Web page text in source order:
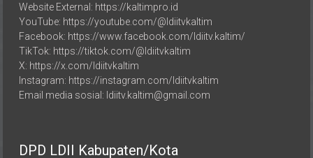
Website External: https://kaltimpro.id
YouTube: https://youtube.com/@ldiitvkaltim
Facebook: https://www.facebook.com/ldiitv.kaltim/
TikTok: https://tiktok.com/@ldiitvkaltim
X: https://x.com/ldiitvkaltim
Instagram: https://instagram.com/ldiitvkaltim
Email media sosial: ldiitv.kaltim@gmail.com
DPD LDII Kabupaten/Kota